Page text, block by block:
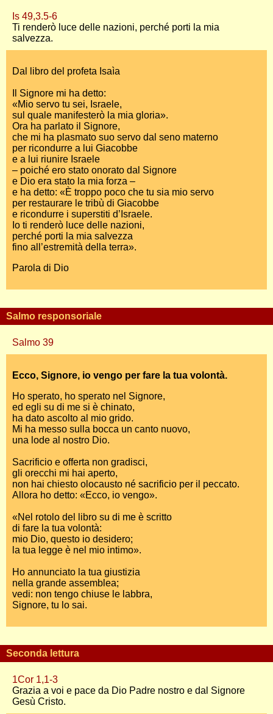
Is 49,3.5-6
Ti renderò luce delle nazioni, perché porti la mia
salvezza.
Dal libro del profeta Isaìa
Il Signore mi ha detto:
«Mio servo tu sei, Israele,
sul quale manifesterò la mia gloria».
Ora ha parlato il Signore,
che mi ha plasmato suo servo dal seno materno
per ricondurre a lui Giacobbe
e a lui riunire Israele
– poiché ero stato onorato dal Signore
e Dio era stato la mia forza –
e ha detto: «È troppo poco che tu sia mio servo
per restaurare le tribù di Giacobbe
e ricondurre i superstiti d’Israele.
Io ti renderò luce delle nazioni,
perché porti la mia salvezza
fino all’estremità della terra».
Parola di Dio
Salmo responsoriale
Salmo 39
Ecco, Signore, io vengo per fare la tua volontà.
Ho sperato, ho sperato nel Signore,
ed egli su di me si è chinato,
ha dato ascolto al mio grido.
Mi ha messo sulla bocca un canto nuovo,
una lode al nostro Dio.
Sacrificio e offerta non gradisci,
gli orecchi mi hai aperto,
non hai chiesto olocausto né sacrificio per il peccato.
Allora ho detto: «Ecco, io vengo».
«Nel rotolo del libro su di me è scritto
di fare la tua volontà:
mio Dio, questo io desidero;
la tua legge è nel mio intimo».
Ho annunciato la tua giustizia
nella grande assemblea;
vedi: non tengo chiuse le labbra,
Signore, tu lo sai.
Seconda lettura
1Cor 1,1-3
Grazia a voi e pace da Dio Padre nostro e dal Signore
Gesù Cristo.